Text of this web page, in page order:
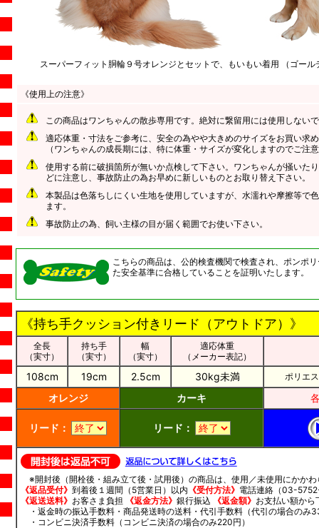
スーパーフィット胴輪９号オレンジとセットで、もいもい着用 （ゴー
《使用上の注意》
この商品はワンちゃんの散歩専用です。絶対に繋留用には使用しない
適応体重・寸法をご参考に、安全の為やや大きめのサイズをお買い求
（ワンちゃんの成長期には、特に体重・サイズが変化しますのでご注
使用する前に破損箇所が無いか点検して下さい。ワンちゃんが掻いた
どに注意し、事故防止の為お早めに新しいものとお取り替え下さい。
本製品は色落ちしにくい生地を使用していますが、水濡れや摩擦等で
ます。
事故防止の為、飼い主様の目が届く範囲でお使い下さい。
こちらの商品は、公的検査機関で検査され、ポンポ
た安全基準に合格していることを証明いたします。
《持ち手クッション付きリード（アウトドア）》
全長
（実寸）
持ち手
（実寸）
幅
（実寸）
適応体重
（メーカー表記）
108cm 19cm 2.5cm 30kg未満 ポリエ
オレンジ カーキ
リード： リード：
※開封後（開栓後・組み立て後・試用後）の商品は、使用／未使用にかか
《返品受付》 到着後１週間（5営業日）以内 《受付方法》 電話連絡（03-
《返送送料》 お客さま負担 《返金方法》 銀行振込 《返金額》 お支払い額から
・返金時の振込手数料・商品発送時の送料・代引手数料（代引の場合のみ
・コンビニ決済手数料（コンビニ決済の場合のみ220円）